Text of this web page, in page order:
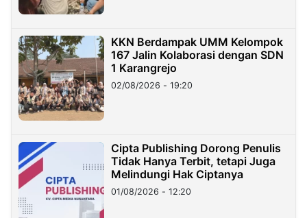
KKN Berdampak UMM Kelompok
167 Jalin Kolaborasi dengan SDN
1 Karangrejo
02/08/2026 - 19:20
Cipta Publishing Dorong Penulis
Tidak Hanya Terbit, tetapi Juga
Melindungi Hak Ciptanya
01/08/2026 - 12:20